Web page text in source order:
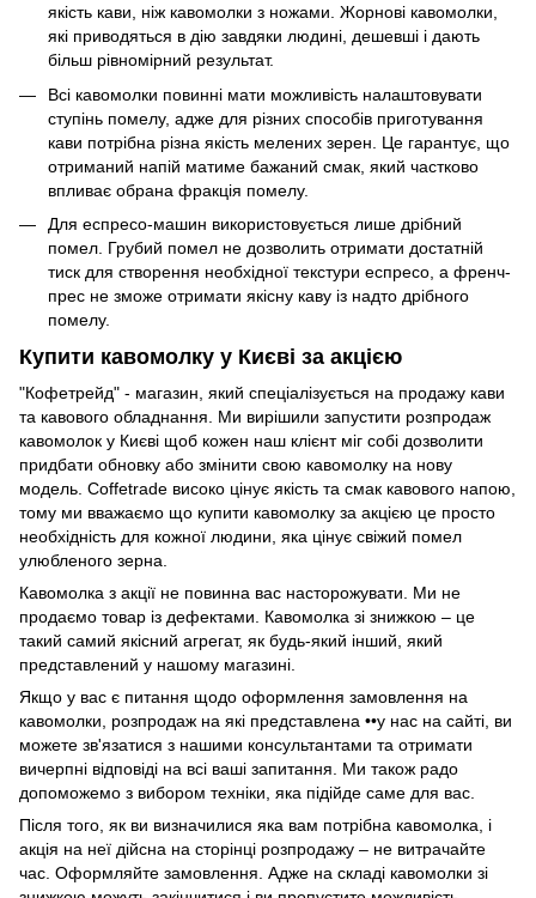
якість кави, ніж кавомолки з ножами. Жорнові кавомолки,
які приводяться в дію завдяки людині, дешевші і дають
більш рівномірний результат.
Всі кавомолки повинні мати можливість налаштовувати
ступінь помелу, адже для різних способів приготування
кави потрібна різна якість мелених зерен. Це гарантує, що
отриманий напій матиме бажаний смак, який частково
впливає обрана фракція помелу.
Для еспресо-машин використовується лише дрібний
помел. Грубий помел не дозволить отримати достатній
тиск для створення необхідної текстури еспресо, а френч-
прес не зможе отримати якісну каву із надто дрібного
помелу.
Купити кавомолку у Києві за акцією
"Кофетрейд" - магазин, який спеціалізується на продажу кави
та кавового обладнання. Ми вирішили запустити розпродаж
кавомолок у Києві щоб кожен наш клієнт міг собі дозволити
придбати обновку або змінити свою кавомолку на нову
модель. Coffetrade високо цінує якість та смак кавового напою,
тому ми вважаємо що купити кавомолку за акцією це просто
необхідність для кожної людини, яка цінує свіжий помел
улюбленого зерна.
Кавомолка з акції не повинна вас насторожувати. Ми не
продаємо товар із дефектами. Кавомолка зі знижкою – це
такий самий якісний агрегат, як будь-який інший, який
представлений у нашому магазині.
Якщо у вас є питання щодо оформлення замовлення на
кавомолки, розпродаж на які представлена ••у нас на сайті, ви
можете зв'язатися з нашими консультантами та отримати
вичерпні відповіді на всі ваші запитання. Ми також радо
допоможемо з вибором техніки, яка підійде саме для вас.
Після того, як ви визначилися яка вам потрібна кавомолка, і
акція на неї дійсна на сторінці розпродажу – не витрачайте
час. Оформляйте замовлення. Адже на складі кавомолки зі